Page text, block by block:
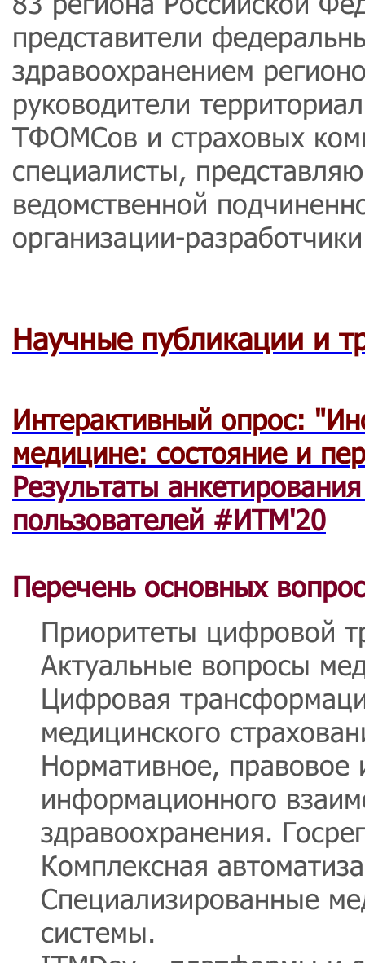
представители
здравоохранением
руководители
ТФОМСов и страховых
специалисты,
ведомственной
организации-
Научные публикации и
Интерактивный опрос:
медицине: состояние и
Результаты
пользователей #ИТМ'20
Перечень основных
Приоритеты цифровой
Актуальные вопросы
Цифровая
медицинского
Нормативное, правовое
информационного
здравоохранения.
Комплексная
Специализированные
системы.